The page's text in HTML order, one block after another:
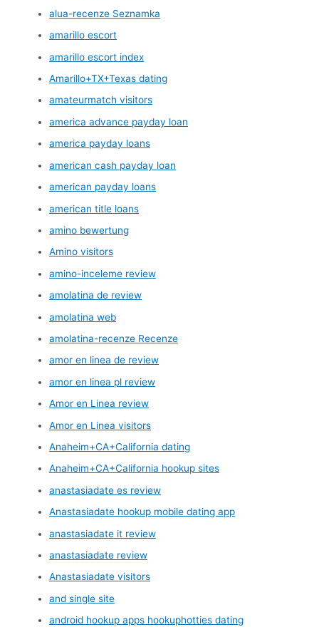
alua-recenze Seznamka
amarillo escort
amarillo escort index
Amarillo+TX+Texas dating
amateurmatch visitors
america advance payday loan
america payday loans
american cash payday loan
american payday loans
american title loans
amino bewertung
Amino visitors
amino-inceleme review
amolatina de review
amolatina web
amolatina-recenze Recenze
amor en linea de review
amor en linea pl review
Amor en Linea review
Amor en Linea visitors
Anaheim+CA+California dating
Anaheim+CA+California hookup sites
anastasiadate es review
Anastasiadate hookup mobile dating app
anastasiadate it review
anastasiadate review
Anastasiadate visitors
and single site
android hookup apps hookuphotties dating